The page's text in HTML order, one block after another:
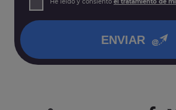
así como otros derechos tal y como se
ENVIAR